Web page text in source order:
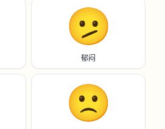
🫤
郁闷
🙁